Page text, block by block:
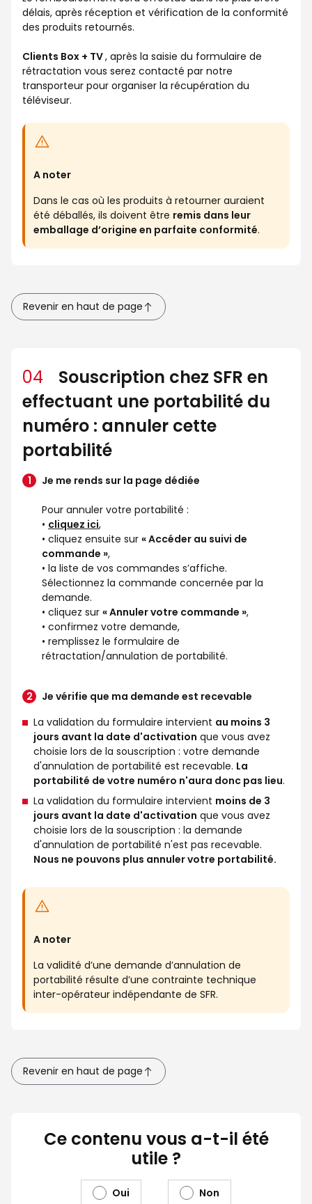
délais, après réception et vérification de la conformité
des produits retournés.
Clients Box + TV, après la saisie du formulaire de
rétractation vous serez contacté par notre
transporteur pour organiser la récupération du
téléviseur.
A noter
Dans le cas où les produits à retourner auraient
été déballés, ils doivent être remis dans leur
emballage d’origine en parfaite conformité.
Revenir en haut de page
04
Souscription chez SFR en
effectuant une portabilité du
numéro : annuler cette
portabilité
Je me rends sur la page dédiée
Pour annuler votre portabilité :
• cliquez ici,
• cliquez ensuite sur « Accéder au suivi de
commande »,
• la liste de vos commandes s’affiche.
Sélectionnez la commande concernée par la
demande.
• cliquez sur « Annuler votre commande »,
• confirmez votre demande,
• remplissez le formulaire de
rétractation/annulation de portabilité.
Je vérifie que ma demande est recevable
La validation du formulaire intervient au moins 3
jours avant la date d'activation que vous avez
choisie lors de la souscription : votre demande
d'annulation de portabilité est recevable. La
portabilité de votre numéro n'aura donc pas lieu.
La validation du formulaire intervient moins de 3
jours avant la date d'activation que vous avez
choisie lors de la souscription : la demande
d'annulation de portabilité n'est pas recevable.
Nous ne pouvons plus annuler votre portabilité.
A noter
La validité d’une demande d’annulation de
portabilité résulte d’une contrainte technique
inter-opérateur indépendante de SFR.
Revenir en haut de page
Ce contenu vous a-t-il été
utile ?
Oui Non